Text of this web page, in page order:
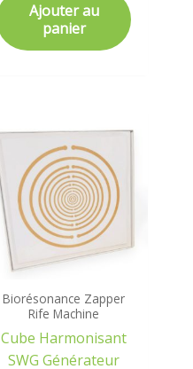
Ajouter au
panier
Biorésonance Zapper
Rife Machine
Cube Harmonisant
SWG Générateur